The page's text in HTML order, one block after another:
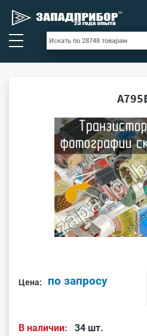
Цена: по запросу
В наличии:
34 шт.